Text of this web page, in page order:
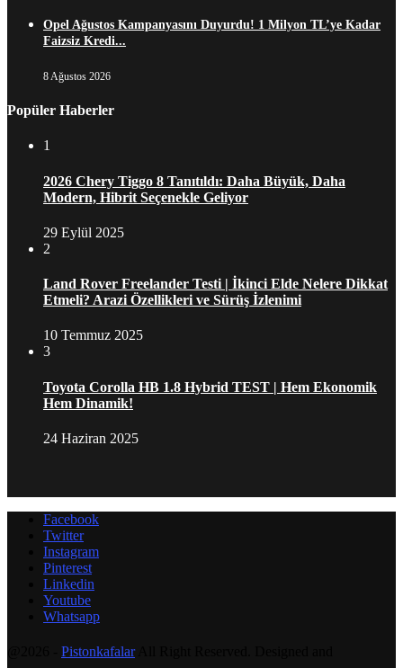
Opel Ağustos Kampanyasını Duyurdu! 1 Milyon TL’ye Kadar
Faizsiz Kredi...
8 Ağustos 2026
Popüler Haberler
1
2026 Chery Tiggo 8 Tanıtıldı: Daha Büyük, Daha
Modern, Hibrit Seçenekle Geliyor
29 Eylül 2025
2
Land Rover Freelander Testi | İkinci Elde Nelere Dikkat
Etmeli? Arazi Özellikleri ve Sürüş İzlenimi
10 Temmuz 2025
3
Toyota Corolla HB 1.8 Hybrid TEST | Hem Ekonomik
Hem Dinamik!
24 Haziran 2025
Facebook
Twitter
Instagram
Pinterest
Linkedin
Youtube
Whatsapp
PistonkafalarAll Right Reserved. Designed and